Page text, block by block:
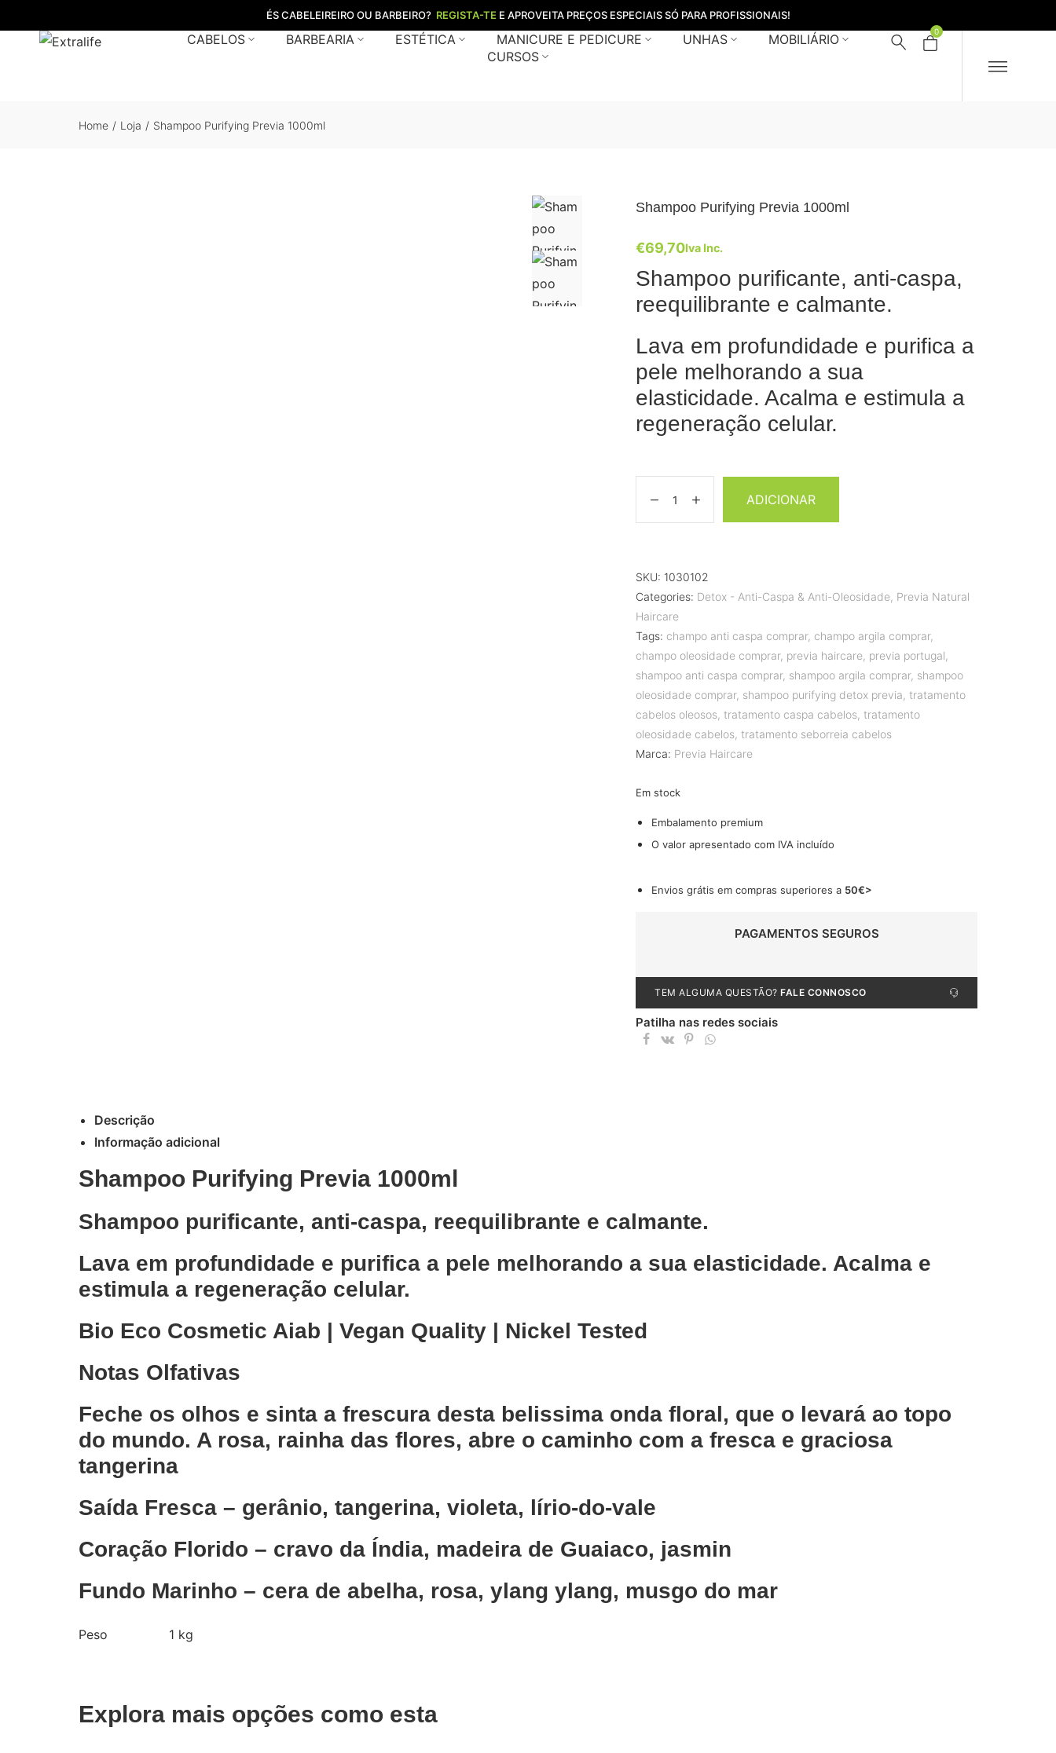
ÉS CABELEIREIRO OU BARBEIRO? REGISTA-TE E APROVEITA PREÇOS ESPECIAIS SÓ PARA PROFISSIONAIS!
CABELOS BARBEARIA ESTÉTICA MANICURE E PEDICURE UNHAS
MOBILIÁRIO
CURSOS
0
Home / Loja / Shampoo Purifying Previa 1000ml
Shampoo Purifying Previa 1000ml
€69,70Iva Inc.
Shampoo purificante, anti-caspa,
reequilibrante e calmante.
Lava em profundidade e purifica a
pele melhorando a sua
elasticidade. Acalma e estimula a
regeneração celular.
ADICIONAR
SKU: 1030102
Categories: Detox - Anti-Caspa & Anti-Oleosidade, Previa Natural
Haircare
Tags: champo anti caspa comprar, champo argila comprar,
champo oleosidade comprar, previa haircare, previa portugal,
shampoo anti caspa comprar, shampoo argila comprar, shampoo
oleosidade comprar, shampoo purifying detox previa,tratamento
cabelos oleosos,tratamento caspa cabelos,tratamento
oleosidade cabelos,tratamento seborreia cabelos
Marca: Previa Haircare
Em stock
Embalamento premium
O valor apresentado com IVA incluído
Envios grátis em compras superiores a 50€>
PAGAMENTOS SEGUROS
TEM ALGUMA QUESTÃO?FALE CONNOSCO
Patilha nas redes sociais
Descrição
Informação adicional
Shampoo Purifying Previa 1000ml
Shampoo purificante, anti-caspa, reequilibrante e calmante.
Lava em profundidade e purifica a pele melhorando a sua elasticidade. Acalma e
estimula a regeneração celular.
Bio Eco Cosmetic Aiab | Vegan Quality | Nickel Tested
Notas Olfativas
Feche os olhos e sinta a frescura desta belissima onda floral, que o levará ao topo
do mundo. A rosa, rainha das flores, abre o caminho com a fresca e graciosa
tangerina
Saída Fresca – gerânio, tangerina, violeta, lírio-do-vale
Coração Florido – cravo da Índia, madeira de Guaiaco, jasmin
Fundo Marinho – cera de abelha, rosa, ylang ylang, musgo do mar
Peso 1 kg
Explora mais opções como esta